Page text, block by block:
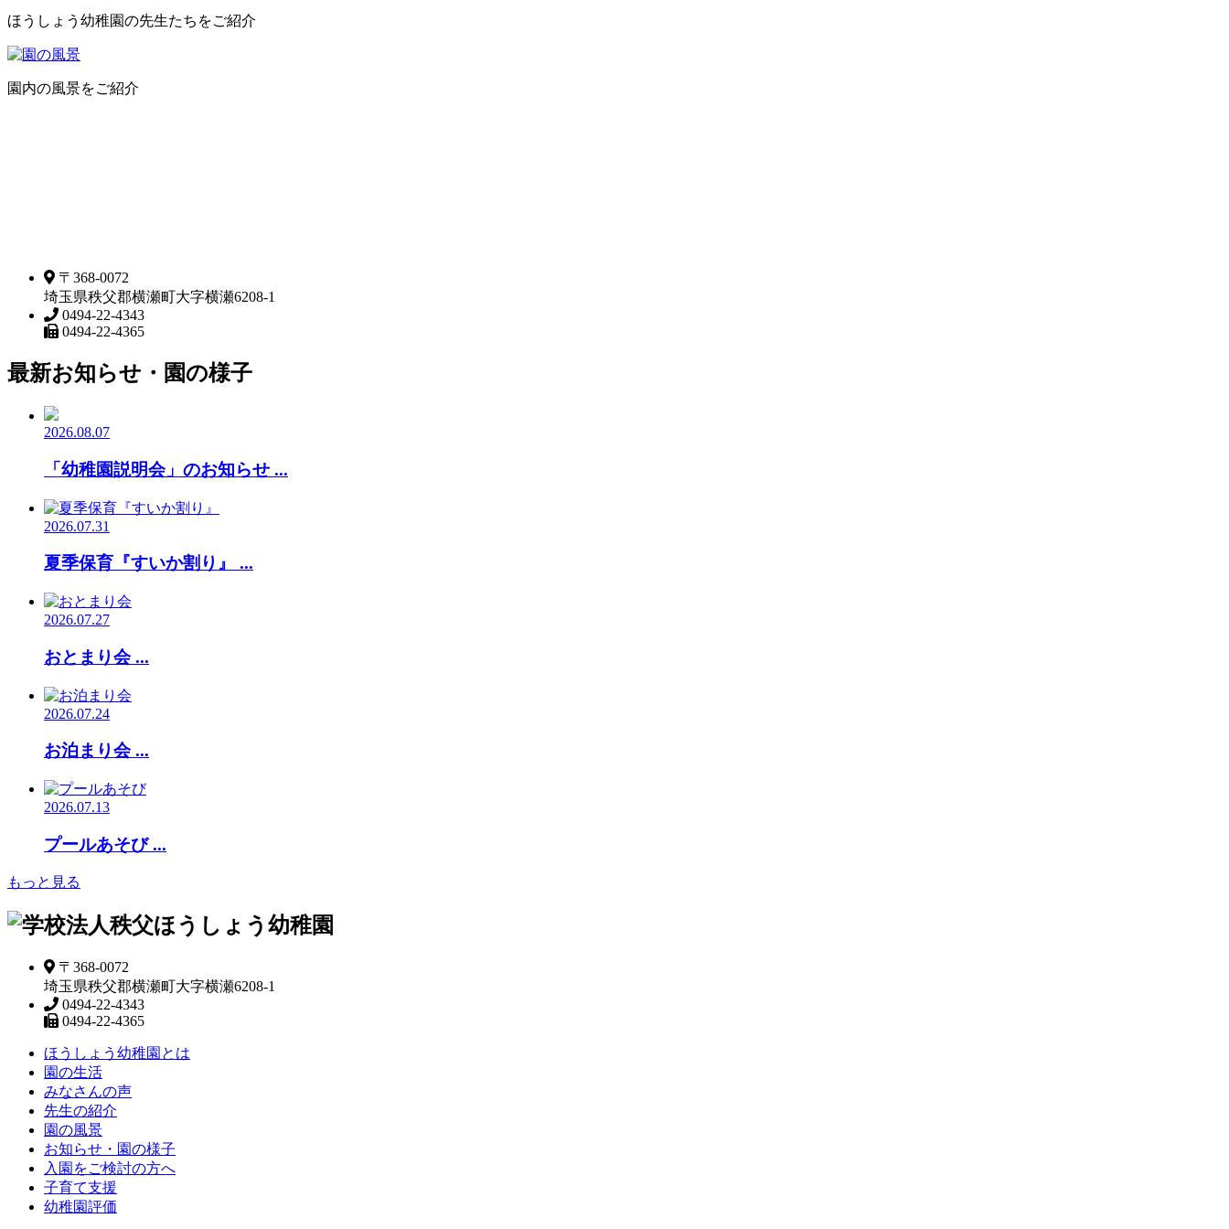
ほうしょう幼稚園の先生たちをご紹介
園内の風景をご紹介
〒368-0072
埼玉県秩父郡横瀬町大字横瀬6208-1
0494-22-4343
0494-22-4365
最新お知らせ・園の様子
2026.08.07
「幼稚園説明会」のお知らせ ...
2026.07.31
夏季保育『すいか割り』 ...
2026.07.27
おとまり会 ...
2026.07.24
お泊まり会 ...
2026.07.13
プールあそび ...
もっと見る
〒368-0072
埼玉県秩父郡横瀬町大字横瀬6208-1
0494-22-4343
0494-22-4365
ほうしょう幼稚園とは
園の生活
みなさんの声
先生の紹介
園の風景
お知らせ・園の様子
入園をご検討の方へ
子育て支援
幼稚園評価